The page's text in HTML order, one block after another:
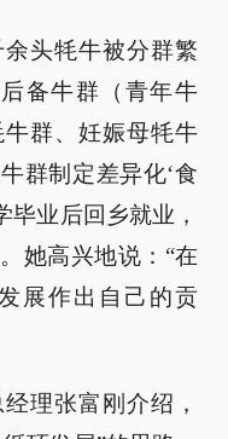
头牦牛被分群繁
备牛群（青年牛
群、妊娠母牦牛
群制定差异化‘食
毕业后回乡就业，
她高兴地说：“在
展作出自己的贡
理张富刚介绍，